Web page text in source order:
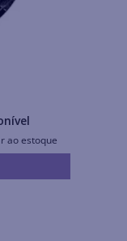
ao estoque